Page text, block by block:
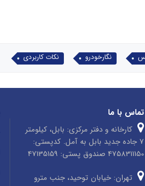
نگارخودرو نکات کاربردی
تماس با ما
کارخانه و دفتر مرکزی: بابل، کیلومتر
7 جاده جدید بابل به آمل. کدپستی:
4758311150 صندوق پستی: 47135159
تهران: خیابان توحید، جنب مترو